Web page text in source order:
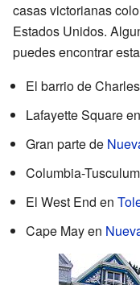
casas victorianas
Estados Unidos.
puedes encontrar
El barrio de
Lafayette Square en
Gran parte de
Columbia-
El West End en
Cape May en